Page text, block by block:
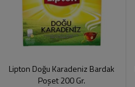
Lipton Doğu Karadeniz Bardak
Poşet 200 Gr.